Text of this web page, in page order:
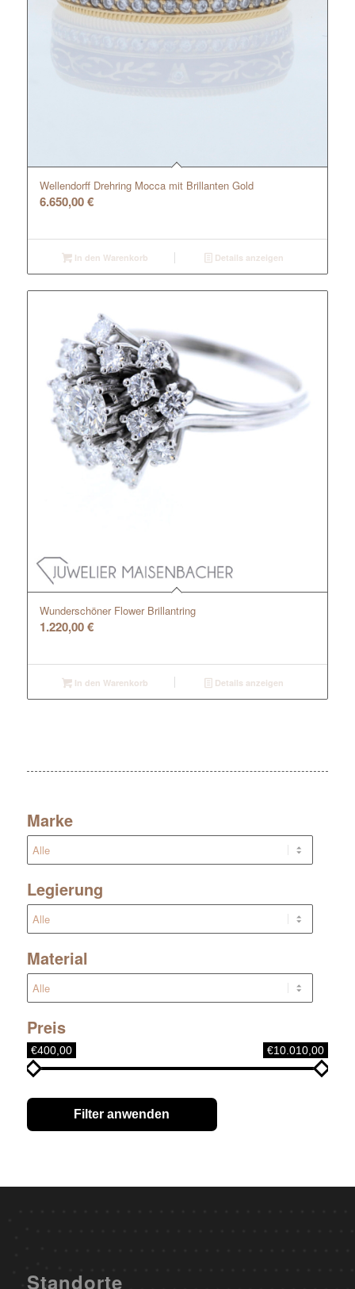
Wellendorff Drehring Mocca mit Brillanten Gold
6.650,00€
In den Warenkorb Details anzeigen
Wunderschöner Flower Brillantring
1.220,00€
In den Warenkorb Details anzeigen
Marke
Legierung
Material
Preis
€400,00 €10.010,00
Filter anwenden
Standorte